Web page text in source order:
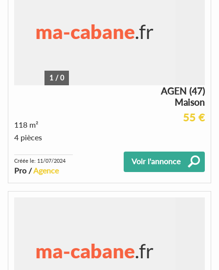
1 /0
AGEN (47)
Maison
55 €
118 m²
4 pièces
Créée le: 11/07/2024
Pro /Agence
Voir l'annonce